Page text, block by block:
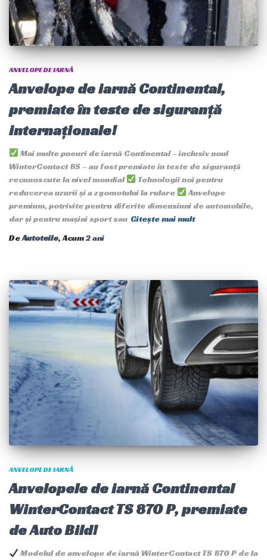
ANVELOPE DE IARNĂ
Anvelope de iarnă Continental,
premiate în teste de siguranță
internaționale!
Mai multe pneuri de iarnă Continental – inclusiv noul
WinterContact 8S – au fost premiate în teste de siguranță
recunoscute la nivel mondial
Tehnologii noi pentru
reducerea uzurii și a zgomotului la rulare
Anvelope
premium, potrivite pentru diferite dimensiuni de automobile,
dar și pentru mașini sport sau Citește mai mult
DeAutoteile, Acum2 ani
ANVELOPE DE IARNĂ
Anvelopele de iarnă Continental
WinterContact TS 870 P, premiate
de Auto Bild!
Modelul de anvelope de iarnă WinterContact TS 870 P de la